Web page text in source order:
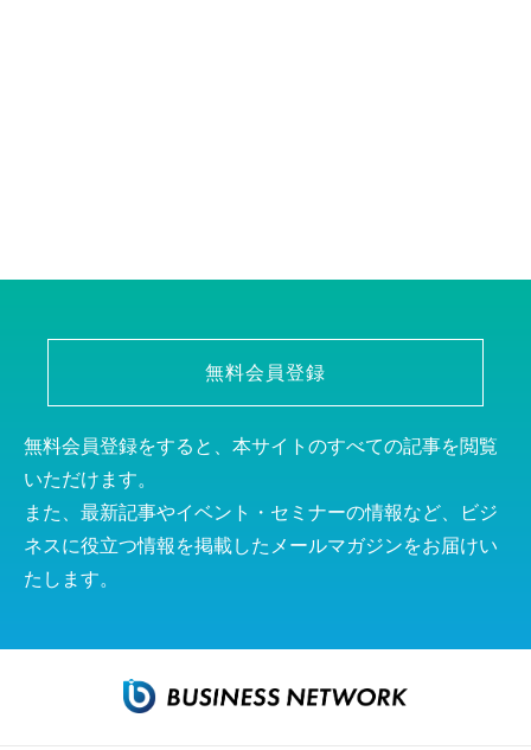
無料会員登録
無料会員登録をすると、本サイトのすべての記事を閲覧
いただけます。
また、最新記事やイベント・セミナーの情報など、ビジ
ネスに役立つ情報を掲載したメールマガジンをお届けい
たします。